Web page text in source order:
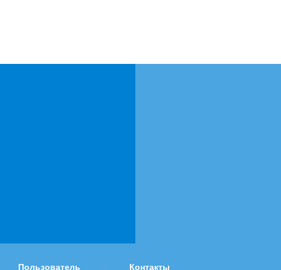
Пользователь Контакты